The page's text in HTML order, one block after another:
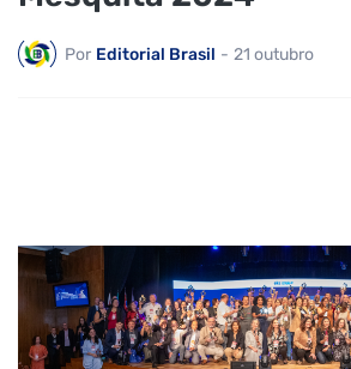
Por Editorial Brasil - 21 outubro